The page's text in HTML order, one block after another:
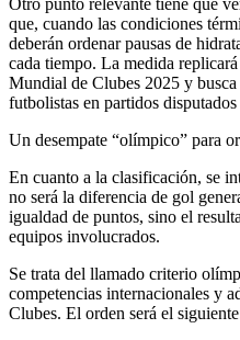
Otro punto relevante tiene que
que, cuando las condiciones
deberán ordenar pausas de
cada tiempo. La medida
Mundial de Clubes 2025 y
futbolistas en partidos
Un desempate “olímpico” para
En cuanto a la clasificación, se
no será la diferencia de gol
igualdad de puntos, sino el
equipos involucrados.
Se trata del llamado criterio
competencias internacionales y
Clubes. El orden será el